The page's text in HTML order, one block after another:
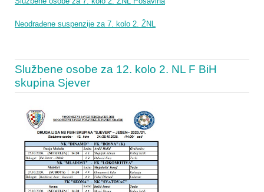
Neodrađene suspenzije za 7. kolo 2. ŽNL
Službene osobe za 12. kolo 2. NL F BiH
skupina Sjever